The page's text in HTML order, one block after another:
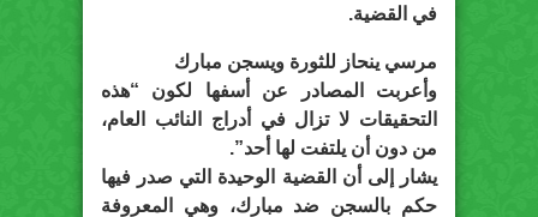
في القضية.
مرسي ينحاز للثورة ويسجن مبارك
وأعربت المصادر عن أسفها لكون “هذه
التحقيقات لا تزال في أدراج النائب العام،
من دون أن يلتفت لها أحد”.
يشار إلى أن القضية الوحيدة التي صدر فيها
حكم بالسجن ضد مبارك، وهي المعروفة